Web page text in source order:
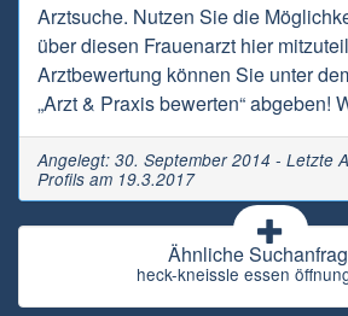
Arztsuche. Nutzen Sie die
über diesen Frauenarzt hier
Arztbewertung können Sie unter
„Arzt & Praxis bewerten“ abgeben!
Angelegt: 30. September 2014 - Letzte
Profils am 19.3.2017
Ähnliche
heck-kneissle essen